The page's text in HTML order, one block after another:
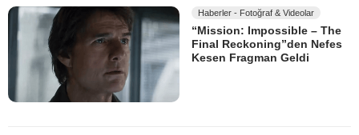
Haberler - Fotoğraf & Videolar
“Mission: Impossible – The
Final Reckoning”den Nefes
Kesen Fragman Geldi